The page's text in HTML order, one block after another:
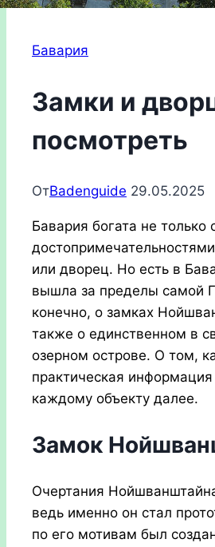
Бавария
Замки и
посмотреть
ОтBadenguide 29.05.2025
Бавария богата не
или дворец. Но есть в
вышла за пределы самой
конечно, о замках
также о единственном в
озерном острове. О том,
практическая
каждому объекту далее.
Замок
Очертания
ведь именно он стал
по его мотивам был